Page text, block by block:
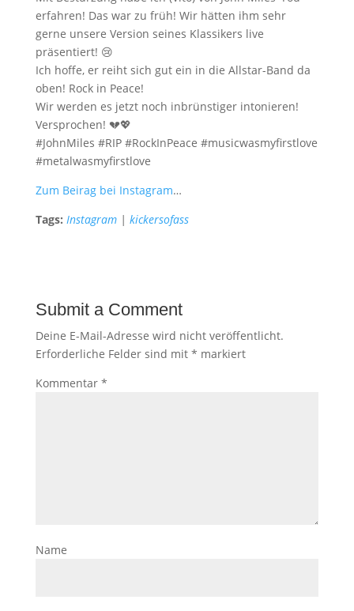
erfahren! Das war zu früh! Wir hätten ihm sehr
gerne unsere Version seines Klassikers live
präsentiert! 😢
Ich hoffe, er reiht sich gut ein in die Allstar-Band da
oben! Rock in Peace!
Wir werden es jetzt noch inbrünstiger intonieren!
Versprochen! 💔💖
#JohnMiles #RIP #RockInPeace #musicwasmyfirstlove
#metalwasmyfirstlove
Zum Beirag bei Instagram…
Tags: Instagram| kickersofass
Submit a Comment
Deine E-Mail-Adresse wird nicht veröffentlicht.
Erforderliche Felder sind mit * markiert
Kommentar *
Name